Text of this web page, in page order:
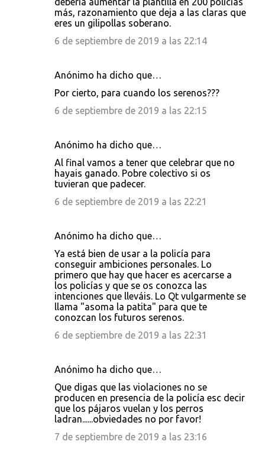
más, razonamiento que deja a las claras que
eres un gilipollas soberano.
6 de septiembre de 2019 a las 22:14
Anónimo ha dicho que…
Por cierto, para cuando los serenos???
6 de septiembre de 2019 a las 22:15
Anónimo ha dicho que…
Al final vamos a tener que celebrar que no
hayais ganado. Pobre colectivo si os
tuvieran que padecer.
6 de septiembre de 2019 a las 22:21
Anónimo ha dicho que…
Ya está bien de usar a la policía para
conseguir ambiciones personales. Lo
primero que hay que hacer es acercarse a
los policías y que se os conozca las
intenciones que lleváis. Lo Qt vulgarmente se
llama "asoma la patita" para que te
conozcan los futuros serenos.
6 de septiembre de 2019 a las 22:31
Anónimo ha dicho que…
Que digas que las violaciones no se
producen en presencia de la policía esc decir
que los pájaros vuelan y los perros
ladran......obviedades no por favor!
7 de septiembre de 2019 a las 23:16